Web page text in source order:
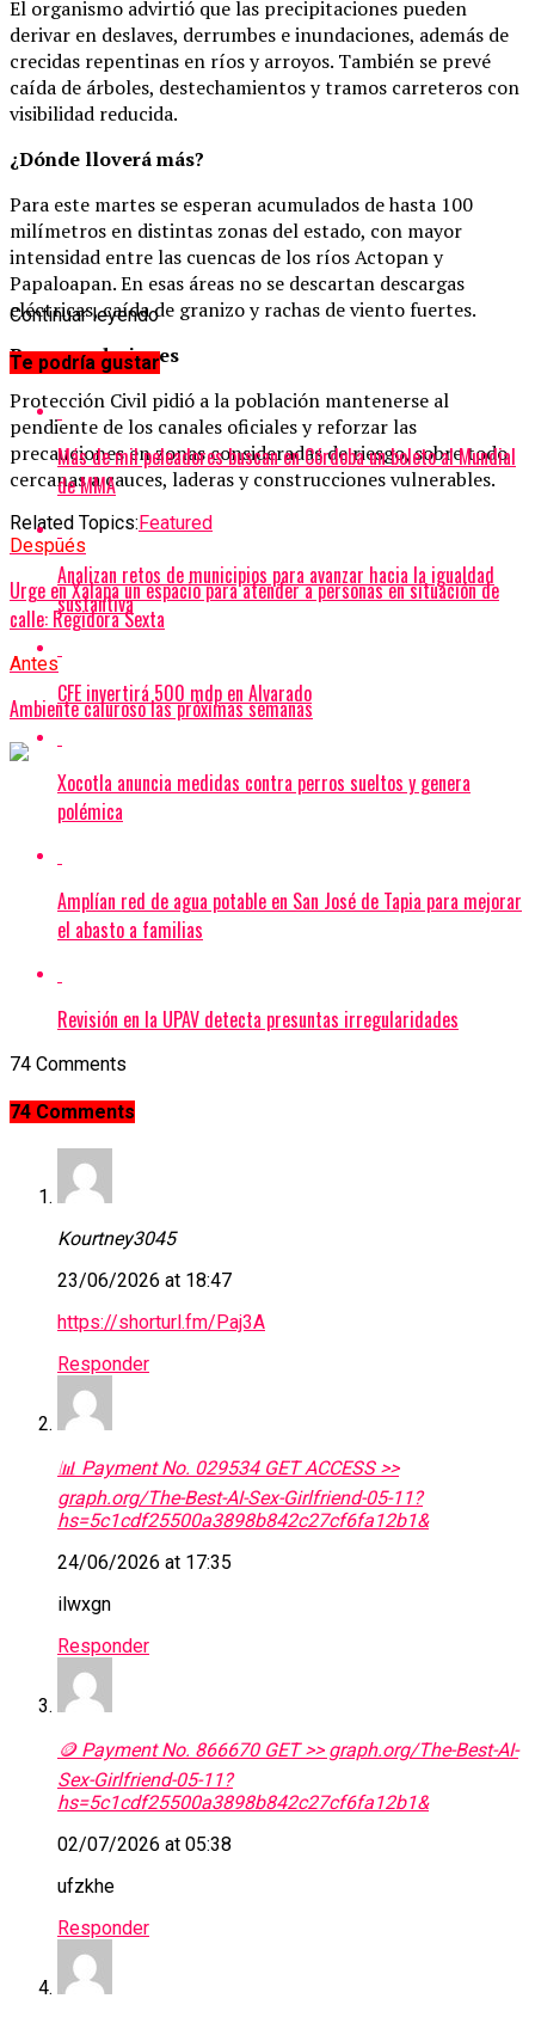
El organismo advirtió que las precipitaciones pueden
derivar en deslaves, derrumbes e inundaciones, además de
crecidas repentinas en ríos y arroyos. También se prevé
caída de árboles, destechamientos y tramos carreteros con
visibilidad reducida.
¿Dónde lloverá más?
Para este martes se esperan acumulados de hasta 100
milímetros en distintas zonas del estado, con mayor
intensidad entre las cuencas de los ríos Actopan y
Papaloapan. En esas áreas no se descartan descargas
eléctricas, caída de granizo y rachas de viento fuertes.
Recomendaciones
Protección Civil pidió a la población mantenerse al
pendiente de los canales oficiales y reforzar las
precauciones en zonas consideradas de riesgo, sobre todo
cercanas a cauces, laderas y construcciones vulnerables.
Related Topics:Featured
Después
Urge en Xalapa un espacio para atender a personas en situación de
calle: Regidora Sexta
Antes
Ambiente caluroso las próximas semanas
Continuar leyendo
Te podría gustar
Más de mil peleadores buscan en Córdoba un boleto al Mundial
de MMA
Analizan retos de municipios para avanzar hacia la igualdad
sustantiva
CFE invertirá 500 mdp en Alvarado
Xocotla anuncia medidas contra perros sueltos y genera
polémica
Amplían red de agua potable en San José de Tapia para mejorar
el abasto a familias
Revisión en la UPAV detecta presuntas irregularidades
74 Comments
74 Comments
Kourtney3045
23/06/2026 at 18:47
https://shorturl.fm/Paj3A
Responder
📊 Payment No. 029534 GET ACCESS >>
graph.org/The-Best-AI-Sex-Girlfriend-05-11?
hs=5c1cdf25500a3898b842c27cf6fa12b1&
24/06/2026 at 17:35
ilwxgn
Responder
🪙 Payment No. 866670 GET >> graph.org/The-Best-AI-
Sex-Girlfriend-05-11?
hs=5c1cdf25500a3898b842c27cf6fa12b1&
02/07/2026 at 05:38
ufzkhe
Responder